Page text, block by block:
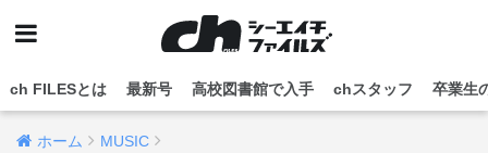
ch FILESとは 最新号 高校図書館で入手 chスタッフ 卒業生
ホーム MUSIC